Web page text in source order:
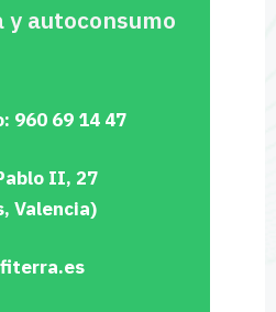
autoconsumo
960 69 14 47
II, 27
Valencia)